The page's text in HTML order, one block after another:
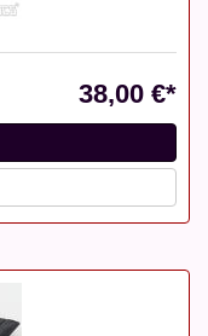
38,00 €*